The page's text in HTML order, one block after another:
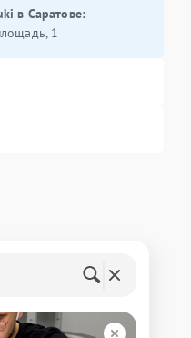
в Саратове:
1